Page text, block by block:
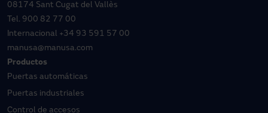
08174 Sant Cugat del Vallès
Tel. 900 82 77 00
Internacional +34 93 591 57 00
manusa@manusa.com
Productos
Puertas automáticas
Puertas industriales
Control de accesos